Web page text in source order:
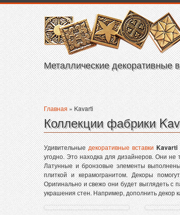
Металлические декоративные
Главная» Kavarti
Коллекции фабрики
Удивительныедекоративные вставки Kavarti
угодно. Это находка для дизайнеров. Они
Латунные и бронзовые элементы
плиткой и керамогранитом. Декоры
Оригинально и свежо они будет выглядеть с
украшения стен. Например, дополнить декор